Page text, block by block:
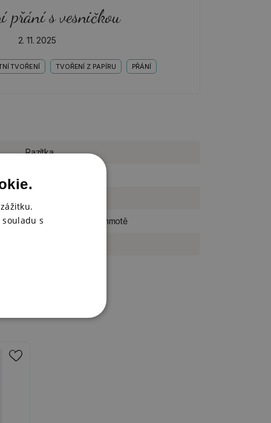
přání s vesničkou
2. 11. 2025
TVOŘENÍ TVOŘENÍ Z PAPÍRU PŘÁNÍ
Razítka
gumové na pěnové hmotě
s